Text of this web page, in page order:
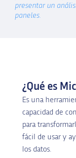
presentar un
paneles.
¿Qué es
Es una
capacidad de
para
fácil de usar y
los datos.